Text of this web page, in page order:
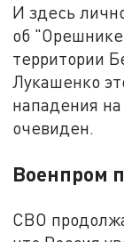
И здесь
об
территории
Лукашенко
нападения
очевиден.
Военпром
СВО